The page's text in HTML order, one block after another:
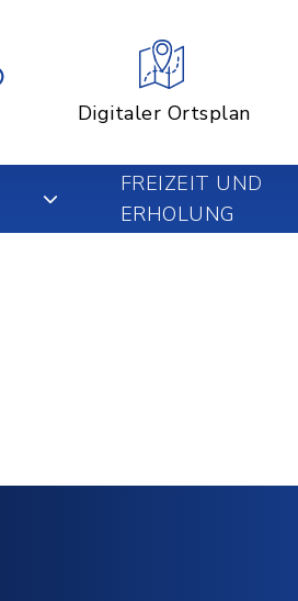
Digitaler Ortsplan
FREIZEIT UND
ERHOLUNG